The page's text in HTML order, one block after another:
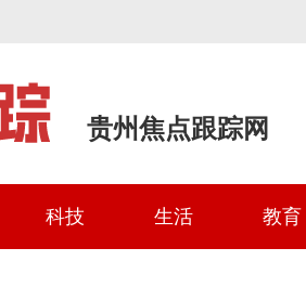
贵州焦点跟踪网
科技 生活 教育